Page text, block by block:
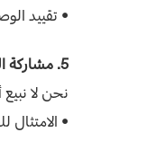
• تقييد
5. مشاركة البيانات مع أطراف خارجية
نحن لا
•